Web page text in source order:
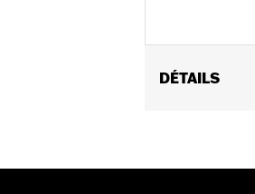
DÉTAILS
Style de